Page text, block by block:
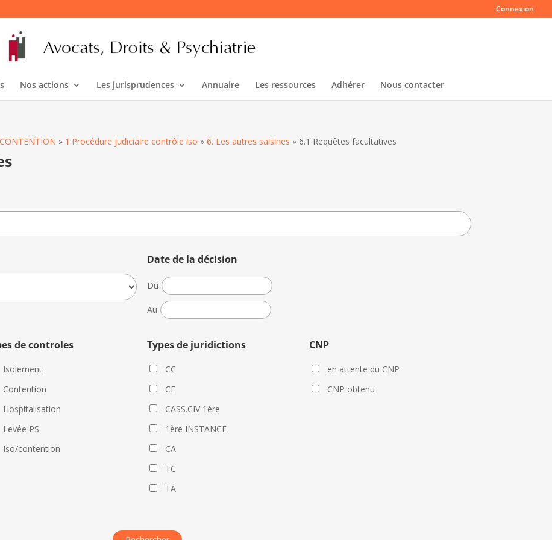
Connexion
Nos actions Les jurisprudences Annuaire Les ressources Adhérer Nous contacter
» 1.Procédure judiciaire contrôle iso »6. Les autres saisines » 6.1 Requêtes facultatives
Date de la décision
Du Date
de
la
Au Date
de
décision
de controles
Isolement
Contention
Hospitalisation
Levée PS
Iso/contention
Types de juridictions
CC
CE
CASS.CIV 1ère
1ère INSTANCE
CA
TC
TA
CNP
en attente du CNP
CNP obtenu